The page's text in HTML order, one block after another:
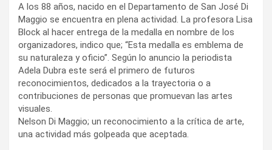
A los 88 años, nacido en el Departamento de San José Di
Maggio se encuentra en plena actividad. La profesora Lisa
Block al hacer entrega de la medalla en nombre de los
organizadores, indico que; “Esta medalla es emblema de
su naturaleza y oficio”. Según lo anuncio la periodista
Adela Dubra este será el primero de futuros
reconocimientos, dedicados a la trayectoria o a
contribuciones de personas que promuevan las artes
visuales.
Nelson Di Maggio; un reconocimiento a la crítica de arte,
una actividad más golpeada que aceptada.